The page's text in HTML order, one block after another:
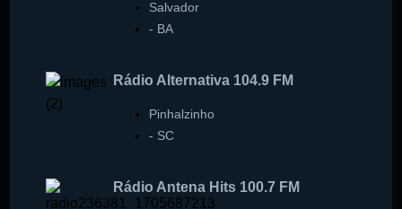
Salvador
- BA
Rádio Alternativa 104.9 FM
Pinhalzinho
- SC
Rádio Antena Hits 100.7 FM